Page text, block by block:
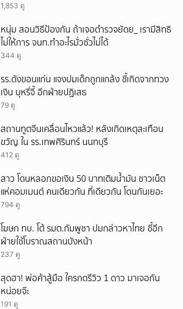
1,853 ดู
หนุ่ม สอนวิธีป้องกัน ถ้าเจอตำรวจยัดย_ เรามีสิทธิ
ไม่ให้การ จนท.ทำอะไรมั่วซั่วไม่ได้
344 ดู
รร.ดังขอนแก่น แจงปมเด็กถูกแกล้ง ชี้เกิดจากทวง
เงิน บุหรี่จี้ อีกฝ่ายปฏิเสธ
79 ดู
สถานทูตจีนเคลื่อนไหวแล้ว! หลังเกิดเหตุสะเทือน
ขวัญ ใน รร.เทพศิรินทร์ นนทบุรี
412 ดู
สาว โดนหลอกขอเงิน 50 บาทเติมน้ำมัน ชาวเน็ต
แห่คอมเมนต์ คนเดียวกัน ที่เดียวกัน โดนกันเยอะ
794 ดู
โฆษก ทบ. โต้ รมต.กัมพูชา ปมกล่าวหาไทย ชี้อีก
ฝ่ายใช้โบราณสถานบังหน้า
237 ดู
สุดฮา! พ่อค้าสู้มือ ใครกดรีวิว 1 ดาว มาเจอกัน
หน่อยจ๊ะ
191 ดู